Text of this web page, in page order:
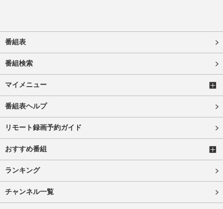
番組表
番組検索
マイメニュー
番組表ヘルプ
リモート録画予約ガイド
おすすめ番組
ランキング
チャンネル一覧